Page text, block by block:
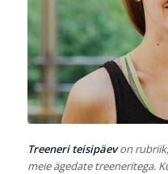
Treeneri teisipäevon
meie ägedate treeneritega.